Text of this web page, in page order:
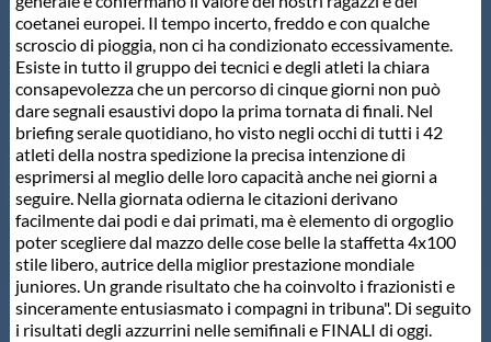
Galleria fotografica
Videogallery
Intranet
Webmail
Contatti
coetanei europei. Il tempo incerto, freddo e con qualche
scroscio di pioggia, non ci ha condizionato eccessivamente.
Esiste in tutto il gruppo dei tecnici e degli atleti la chiara
consapevolezza che un percorso di cinque giorni non può
dare segnali esaustivi dopo la prima tornata di finali. Nel
briefing serale quotidiano, ho visto negli occhi di tutti i 42
atleti della nostra spedizione la precisa intenzione di
esprimersi al meglio delle loro capacità anche nei giorni a
seguire. Nella giornata odierna le citazioni derivano
facilmente dai podi e dai primati, ma è elemento di orgoglio
poter scegliere dal mazzo delle cose belle la staffetta 4x100
stile libero, autrice della miglior prestazione mondiale
juniores. Un grande risultato che ha coinvolto i frazionisti e
sinceramente entusiasmato i compagni in tribuna". Di seguito
i risultati degli azzurrini nelle semifinali e FINALI di oggi.